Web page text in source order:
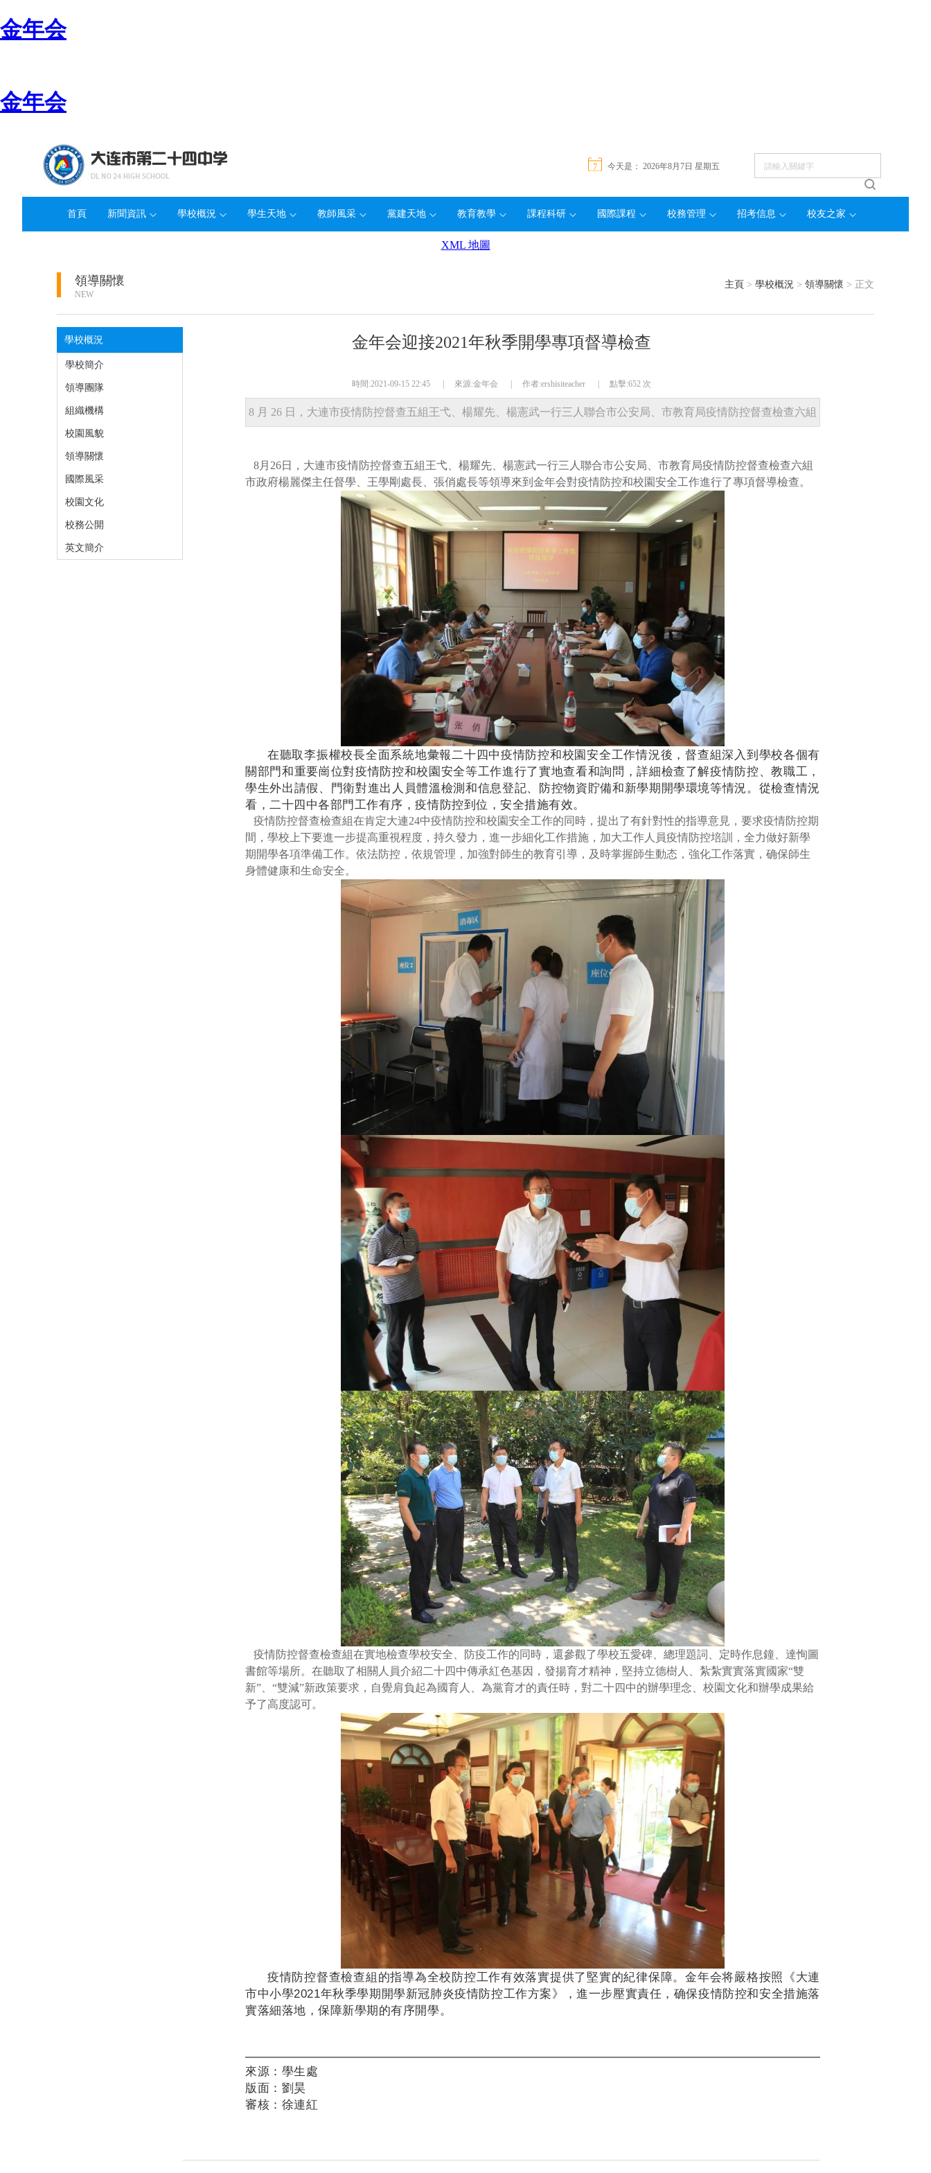
金年会
金年会
今天是： 2026年8月7日 星期五
7
首頁 新聞資訊 學校概況 學生天地 教師風采 黨建天地 教育教學 課程科研 國際課程 校務管理 招考信息 校友之家
XML 地圖
領導關懷
NEW
主頁 > 學校概況 > 領導關懷 > 正文
學校概況
學校簡介
領導團隊
組織機構
校園風貌
領導關懷
國際風采
校園文化
校務公開
英文簡介
金年会迎接2021年秋季開學專項督導檢查
時間:2021-09-15 22:45 | 來源:金年会 | 作者:ershisiteacher | 點擊:652 次
8 月 26 日，大連市疫情防控督查五組王弋、楊耀先、楊憲武一行三人聯合市公安局、市教育局疫情防控督查檢查六組
8月 26日，大連市疫情防控督查五組王弋、楊耀先、楊憲武一行三人聯合市公安局、市教育局疫情防控督查檢查六組
市政府楊麗傑主任督學、王學剛處長、張俏處長等領導來到金年会對疫情防控和校園安全工作進行了專項督導檢查。
在聽取李振權校長全面系統地彙報二十四中疫情防控和校園安全工作情況後，督查組深入到學校各個有
關部門和重要崗位對疫情防控和校園安全等工作進行了實地查看和詢問，詳細檢查了解疫情防控、教職工，
學生外出請假、門衛對進出人員體溫檢測和信息登記、防控物資貯備和新學期開學環境等情況。從檢查情況
看，二十四中各部門工作有序，疫情防控到位，安全措施有效。
疫情防控督查檢查組在肯定大連24中疫情防控和校園安全工作的同時，提出了有針對性的指導意見，要求疫情防控期
間，學校上下要進一步提高重視程度，持久發力，進一步細化工作措施，加大工作人員疫情防控培訓，全力做好新學
期開學各項準備工作。依法防控，依規管理，加強對師生的教育引導，及時掌握師生動态，強化工作落實，确保師生
身體健康和生命安全。
疫情防控督查檢查組在實地檢查學校安全、防疫工作的同時，還參觀了學校五愛碑、總理題詞、定時作息鐘、達恂圖
書館等場所。在聽取了相關人員介紹二十四中傳承紅色基因，發揚育才精神，堅持立德樹人、紮紮實實落實國家“雙
新” “雙減”新政策要求，自覺肩負起為國育人、為黨育才的責任時，對二十四中的辦學理念、校園文化和辦學成果給
予了高度認可。
疫情防控督查檢查組的指導為全校防控工作有效落實提供了堅實的紀律保障。金年会将嚴格按照《大連
市中小學2021年秋季學期開學新冠肺炎疫情防控工作方案》，進一步壓實責任，确保疫情防控和安全措施落
實落細落地，保障新學期的有序開學。
來源：學生處
版面：劉昊
審核：徐連紅